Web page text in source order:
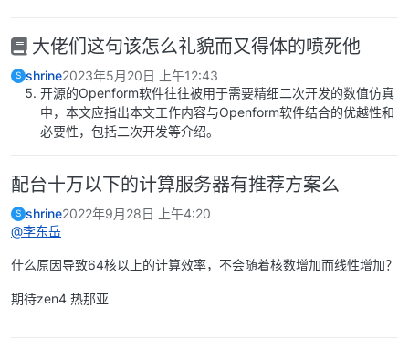
大佬们这句该怎么礼貌而又得体的喷死他
S shrine2023年5月20日 上午12:43
开源的Openform软件往往被用于需要精细二次开发的数值仿真
中，本文应指出本文工作内容与Openform软件结合的优越性和
必要性，包括二次开发等介绍。
配台十万以下的计算服务器有推荐方案么
S shrine2022年9月28日 上午4:20
@李东岳
什么原因导致64核以上的计算效率，不会随着核数增加而线性增加？
期待zen4 热那亚